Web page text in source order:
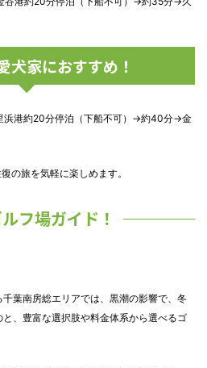
犬家におすすめ！
港約20分停泊（下船不可）→約40分→金
の旅を気軽に楽しめます。
フ場ガイド！
葉南房総エリアでは、黒潮の影響で、冬
、豊富な選択肢や料金体系から選べるゴ